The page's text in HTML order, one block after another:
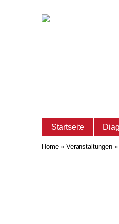
Startseite
Home » Veranstaltungen »